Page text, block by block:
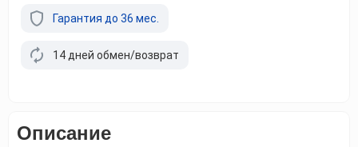
Гарантия до 36 мес.
14 дней обмен/возврат
Описание